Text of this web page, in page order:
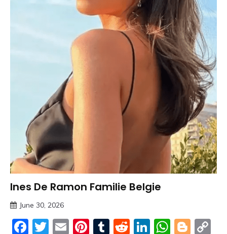
Trends
Ines De Ramon Familie Belgie
June 30, 2026
Meme
Facebook
Twitter
EmailPinterest
Tumblr
Reddit
LinkedIn